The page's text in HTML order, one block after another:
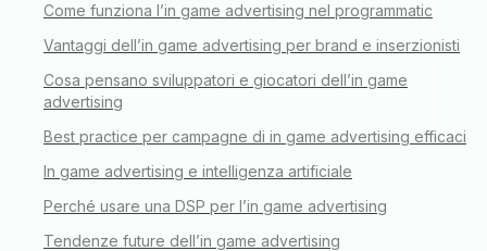
Come funziona l’in game advertising nel programmatic
Vantaggi dell’in game advertising per brand e inserzionisti
Cosa pensano sviluppatori e giocatori dell’in game
advertising
Best practice per campagne di in game advertising efficaci
In game advertising e intelligenza artificiale
Perché usare una DSP per l’in game advertising
Tendenze future dell’in game advertising